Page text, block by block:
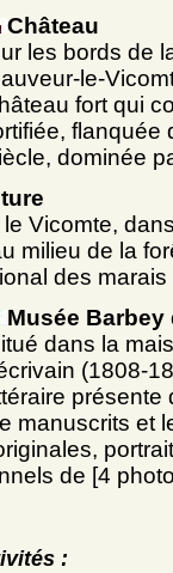
Château
les bords de
le-
fort qui
flanquée
dominée
Vicomte,
milieu de la
des
Musée
dans la
(1808-
manuscrits et
de [4
: